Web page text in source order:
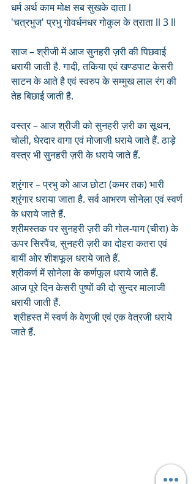
धर्म अर्थ काम मोक्ष सब सुखके दाता l
'चत्रभुज' प्रभु गोवर्धनधर गोकुल के त्राता ll 3 ll
साज – श्रीजी में आज सुनहरी ज़री की पिछवाई
धरायी जाती है. गादी, तकिया एवं खण्डपाट केसरी
साटन के आते है एवं स्वरुप के सम्मुख लाल रंग की
तेह बिछाई जाती है.
वस्त्र – आज श्रीजी को सुनहरी ज़री का सूथन,
चोली, घेरदार वागा एवं मोजाजी धराये जाते हैं. ठाड़े
वस्त्र भी सुनहरी ज़री के धराये जाते हैं.
श्रृंगार – प्रभु को आज छोटा (कमर तक) भारी
श्रृंगार धराया जाता है. सर्व आभरण सोनेला एवं स्वर्ण
के धराये जाते हैं.
श्रीमस्तक पर सुनहरी ज़री की गोल-पाग (चीरा) के
ऊपर सिरपैंच, सुनहरी ज़री का दोहरा कतरा एवं
बायीं ओर शीशफूल धराये जाते हैं.
श्रीकर्ण में सोनेला के कर्णफूल धराये जाते हैं.
आज पूरे दिन केसरी पुष्पों की दो सुन्दर मालाजी
धरायी जाती हैं.
श्रीहस्त में स्वर्ण के वेणुजी एवं एक वेत्रजी धराये
जाते हैं.